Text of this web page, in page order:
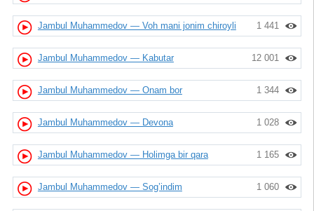
1 441
Jambul Muhammedov — Voh mani jonim chiroyli
12 001
Jambul Muhammedov — Kabutar
1 344
Jambul Muhammedov — Onam bor
1 028
Jambul Muhammedov — Devona
1 165
Jambul Muhammedov — Holimga bir qara
1 060
Jambul Muhammedov — Sog’indim